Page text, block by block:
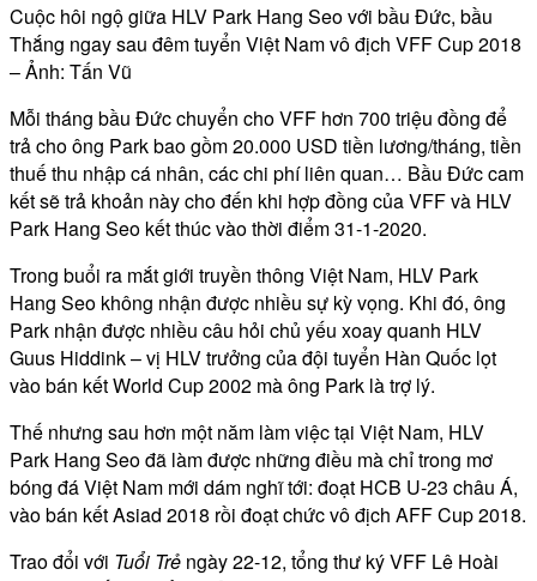
Cuộc hôi ngộ giữa HLV Park Hang Seo với bầu Đức, bầu
Thắng ngay sau đêm tuyển Việt Nam vô địch VFF Cup 2018
– Ảnh: Tấn Vũ
Mỗi tháng bầu Đức chuyển cho VFF hơn 700 triệu đồng để
trả cho ông Park bao gồm 20.000 USD tiền lương/tháng, tiền
thuế thu nhập cá nhân, các chi phí liên quan… Bầu Đức cam
kết sẽ trả khoản này cho đến khi hợp đồng của VFF và HLV
Park Hang Seo kết thúc vào thời điểm 31-1-2020.
Trong buổi ra mắt giới truyền thông Việt Nam, HLV Park
Hang Seo không nhận được nhiều sự kỳ vọng. Khi đó, ông
Park nhận được nhiều câu hỏi chủ yếu xoay quanh HLV
Guus Hiddink – vị HLV trưởng của đội tuyển Hàn Quốc lọt
vào bán kết World Cup 2002 mà ông Park là trợ lý.
Thế nhưng sau hơn một năm làm việc tại Việt Nam, HLV
Park Hang Seo đã làm được những điều mà chỉ trong mơ
bóng đá Việt Nam mới dám nghĩ tới: đoạt HCB U-23 châu Á,
vào bán kết Asiad 2018 rồi đoạt chức vô địch AFF Cup 2018.
Trao đổi với Tuổi Trẻ ngày 22-12, tổng thư ký VFF Lê Hoài